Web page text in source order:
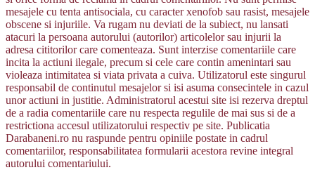
mesajele cu tenta antisociala, cu caracter xenofob sau rasist, mesajele
obscene si injuriile. Va rugam nu deviati de la subiect, nu lansati
atacuri la persoana autorului (autorilor) articolelor sau injurii la
adresa cititorilor care comenteaza. Sunt interzise comentariile care
incita la actiuni ilegale, precum si cele care contin amenintari sau
violeaza intimitatea si viata privata a cuiva. Utilizatorul este singurul
responsabil de continutul mesajelor si isi asuma consecintele in cazul
unor actiuni in justitie. Administratorul acestui site isi rezerva dreptul
de a radia comentariile care nu respecta regulile de mai sus si de a
restrictiona accesul utilizatorului respectiv pe site. Publicatia
Darabaneni.ro nu raspunde pentru opiniile postate in cadrul
comentariilor, responsabilitatea formularii acestora revine integral
autorului comentariului.